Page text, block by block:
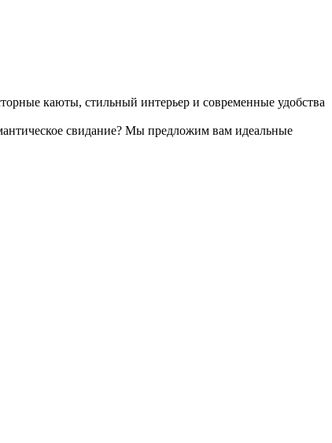
каюты, стильный интерьер и современные удобства
свидание? Мы предложим вам идеальные